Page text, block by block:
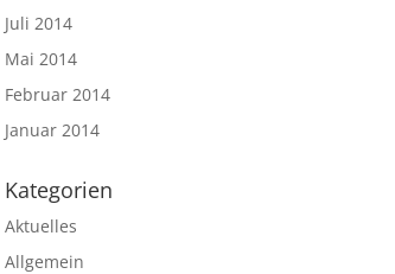
Juli 2014
Mai 2014
Februar 2014
Januar 2014
Kategorien
Aktuelles
Allgemein